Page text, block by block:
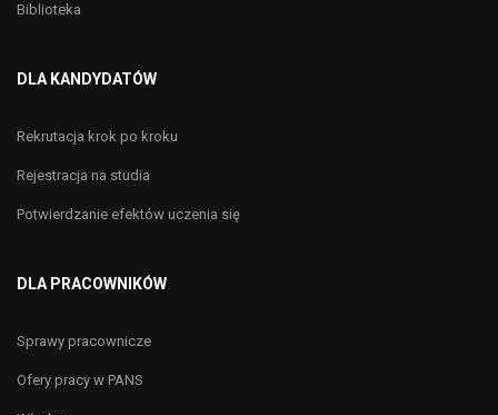
Biblioteka
DLA KANDYDATÓW
Rekrutacja krok po kroku
Rejestracja na studia
Potwierdzanie efektów uczenia się
DLA PRACOWNIKÓW
Sprawy pracownicze
Ofery pracy w PANS